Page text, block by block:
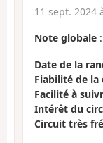
11 sept. 2024
Note globale :
Date de la
Fiabilité de
Facilité à
Intérêt du
Circuit très